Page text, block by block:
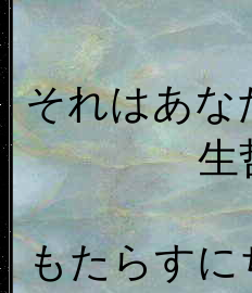
それはあな
生
もたらすに